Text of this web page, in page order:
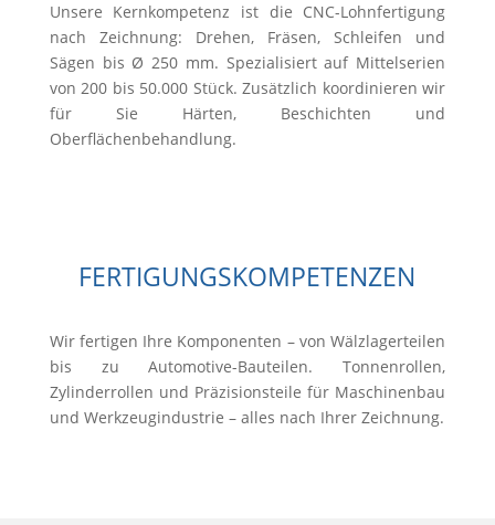
Unsere Kernkompetenz ist die CNC-Lohnfertigung
nach Zeichnung: Drehen, Fräsen, Schleifen und
Sägen bis Ø 250 mm. Spezialisiert auf Mittelserien
von 200 bis 50.000 Stück. Zusätzlich koordinieren wir
für Sie Härten, Beschichten und
Oberflächenbehandlung.
FERTIGUNGSKOMPETENZEN
Wir fertigen Ihre Komponenten – von Wälzlagerteilen
bis zu Automotive-Bauteilen. Tonnenrollen,
Zylinderrollen und Präzisionsteile für Maschinenbau
und Werkzeugindustrie – alles nach Ihrer Zeichnung.